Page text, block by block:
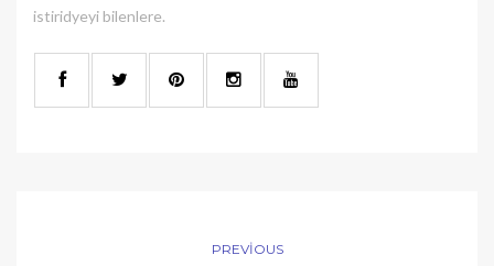
istiridyeyi bilenlere.
PREVIOUS